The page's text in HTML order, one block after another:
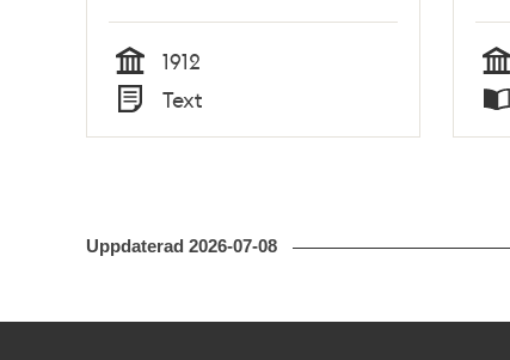
Tid
1912
Typ
Text Tid
Typ
Uppdaterad 2026-07-08